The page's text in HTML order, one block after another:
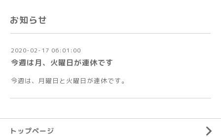
お知らせ
2020-02-17 06:01:00
今週は月、火曜日が連休です
今週は、月曜日と火曜日が連休です。
トップページ